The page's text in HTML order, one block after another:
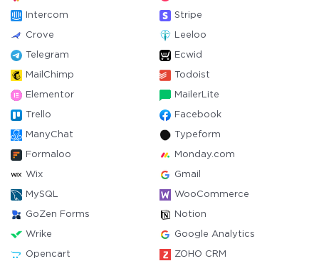
Intercom Stripe
Crove Leeloo
Telegram Ecwid
MailChimp Todoist
Elementor MailerLite
Trello Facebook
ManyChat Typeform
Formaloo Monday.com
Wix Gmail
MySQL WooCommerce
GoZen Forms Notion
Wrike Google Analytics
Opencart ZOHO CRM